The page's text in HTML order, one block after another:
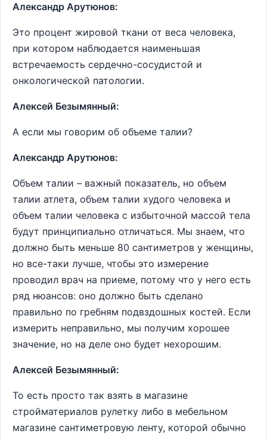
Александр Арутюнов:
Это процент жировой ткани от веса человека,
при котором наблюдается наименьшая
встречаемость сердечно-сосудистой и
онкологической патологии.
Алексей Безымянный:
А если мы говорим об объеме талии?
Александр Арутюнов:
Объем талии – важный показатель, но объем
талии атлета, объем талии худого человека и
объем талии человека с избыточной массой тела
будут принципиально отличаться. Мы знаем, что
должно быть меньше 80 сантиметров у женщины,
но все-таки лучше, чтобы это измерение
проводил врач на приеме, потому что у него есть
ряд нюансов: оно должно быть сделано
правильно по гребням подвздошных костей. Если
измерить неправильно, мы получим хорошее
значение, но на деле оно будет нехорошим.
Алексей Безымянный:
То есть просто так взять в магазине
стройматериалов рулетку либо в мебельном
магазине сантиметровую ленту, которой обычно